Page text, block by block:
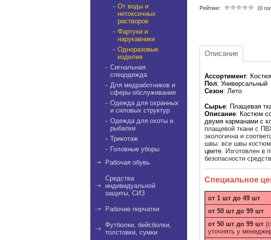
От воды и
нетоксичных
растворов
Фартуки и
нарукавники
Одноразовые
изделия
Сигнальная
спецодежда
Для медработников и
сферы обслуживания
Одежда для охранных
и силовых структур
Одежда для охоты и
рыбалки
Трикотаж
Головные уборы
Рабочая обувь
Средства
индивидуальной
защиты, СИЗ
Рабочие перчатки
Футболки, бейсболки,
толстовки, сумки
Рейтинг: (0
Описание
Ассортимент:
Пол: Универсальный
Сезон: Лето
Сырье: Плащевая
Описание: Костюм
двумя карманами с
плащевой ткани с
экологична и
швы: все швы
цвете. Изготовлен в
безопасности
Специальное
от 1 шт до 49 шт
от 50 шт до 99 шт
от 50 шт до 99 шт
уточнять у